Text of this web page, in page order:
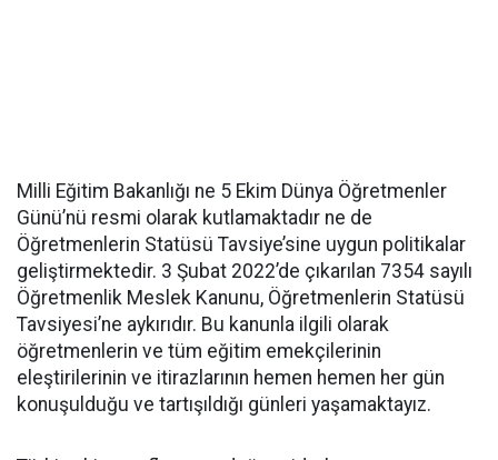
Milli Eğitim Bakanlığı ne 5 Ekim Dünya Öğretmenler
Günü’nü resmi olarak kutlamaktadır ne de
Öğretmenlerin Statüsü Tavsiye’sine uygun politikalar
geliştirmektedir. 3 Şubat 2022’de çıkarılan 7354 sayılı
Öğretmenlik Meslek Kanunu, Öğretmenlerin Statüsü
Tavsiyesi’ne aykırıdır. Bu kanunla ilgili olarak
öğretmenlerin ve tüm eğitim emekçilerinin
eleştirilerinin ve itirazlarının hemen hemen her gün
konuşulduğu ve tartışıldığı günleri yaşamaktayız.